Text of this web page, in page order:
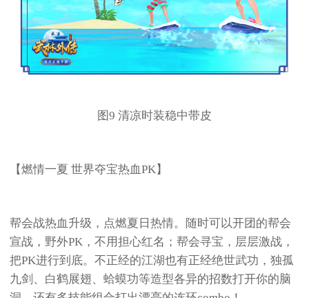
图9 清凉时装稳中带皮
【燃情一夏 世界夺宝热血PK】
帮会战热血升级，点燃夏日热情。随时可以开团的帮会
宣战，野外PK，不用担心红名；帮会寻宝，层层激战，
把PK进行到底。不正经的江湖也有正经绝世武功，独孤
九剑、白鹤展翅、蛤蟆功等造型各异的招数打开你的脑